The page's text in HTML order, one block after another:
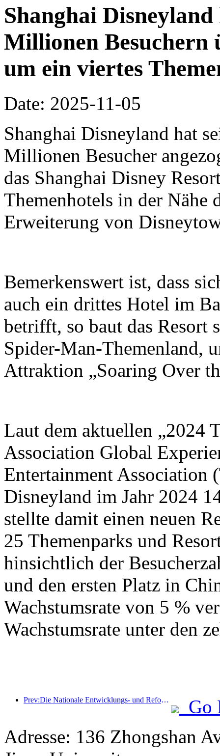
Shanghai
Millionen
um ein viertes
Date: 2025-11-05
Shanghai Disneyland hat
Millionen Besucher
das Shanghai Disney
Themenhotels in der Nähe
Erweiterung von
Bemerkenswert ist, dass
auch ein drittes Hotel im
betrifft, so baut das Resort
Spider-Man-Themenland,
Attraktion „Soaring Over
Laut dem aktuellen „2024
Association Global
Entertainment Association
Disneyland im Jahr 2024
stellte damit einen neuen
25 Themenparks und
hinsichtlich der
und den ersten Platz in
Wachstumsrate von 5 %
Wachstumsrate unter den
Prev:Die Nationale Entwicklungs- und Reformkommission hat die erste Charge von 49 hochwertigen Outdoor-Sportzielen veröffentlicht
Go
Adresse: 136 Zhongshan